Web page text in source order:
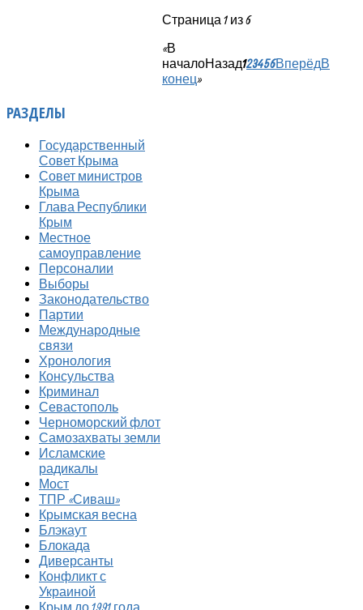
Страница 1 из 6
«В
началоНазад123456ВперёдВ
конец»
РАЗДЕЛЫ
Государственный
Совет Крыма
Совет министров
Крыма
Глава Республики
Крым
Местное
самоуправление
Персоналии
Выборы
Законодательство
Партии
Международные
связи
Хронология
Консульства
Криминал
Севастополь
Черноморский флот
Самозахваты земли
Исламские
радикалы
Мост
ТПР «Сиваш»
Крымская весна
Блэкаут
Блокада
Диверсанты
Конфликт с
Украиной
Крым до 1991 года